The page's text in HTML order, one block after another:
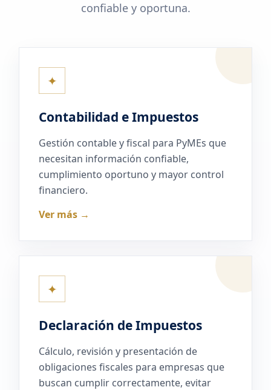
confiable y oportuna.
✦
Contabilidad e Impuestos
Gestión contable y fiscal para PyMEs que
necesitan información confiable,
cumplimiento oportuno y mayor control
financiero.
Ver más →
✦
Declaración de Impuestos
Cálculo, revisión y presentación de
obligaciones fiscales para empresas que
buscan cumplir correctamente, evitar